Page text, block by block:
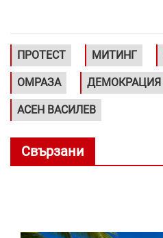
ПРОТЕСТ МИТИНГ
ОМРАЗА ДЕМОКРАЦИЯ
АСЕН ВАСИЛЕВ
Свързани